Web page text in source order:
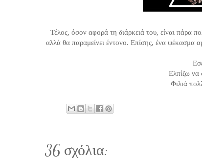
Τέλος, όσον αφορά τη διάρκειά του, είναι πάρα
αλλά θα παραμείνει έντονο. Επίσης, ένα ψέκασμα
Ελπίζω να
Φιλιά
36 σχόλια: